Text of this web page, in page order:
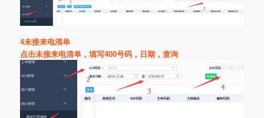
4未接来电清单
点击未接来电清单，填写400号码，日期，查询